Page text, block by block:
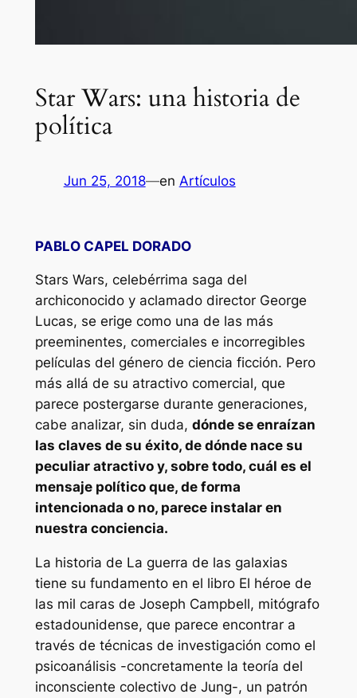
Star Wars: una historia de
política
Jun 25, 2018—en Artículos
PABLO CAPEL DORADO
Stars Wars, celebérrima saga del
archiconocido y aclamado director George
Lucas, se erige como una de las más
preeminentes, comerciales e incorregibles
películas del género de ciencia ficción. Pero
más allá de su atractivo comercial, que
parece postergarse durante generaciones,
cabe analizar, sin duda, dónde se enraízan
las claves de su éxito, de dónde nace su
peculiar atractivo y, sobre todo, cuál es el
mensaje político que, de forma
intencionada o no, parece instalar en
nuestra conciencia.
La historia de La guerra de las galaxias
tiene su fundamento en el libro El héroe de
las mil caras de Joseph Campbell, mitógrafo
estadounidense, que parece encontrar a
través de técnicas de investigación como el
psicoanálisis -concretamente la teoría del
inconsciente colectivo de Jung-, un patrón